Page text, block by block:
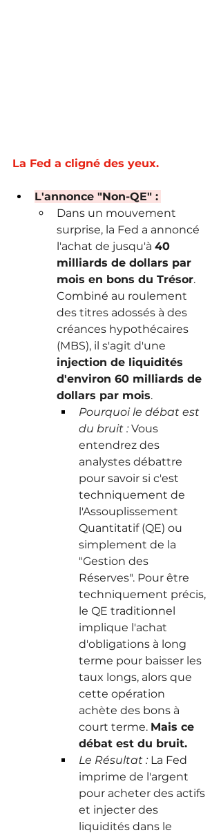
La Fed a cligné des yeux.
L'annonce "Non-QE" :
Dans un mouvement
surprise, la Fed a annoncé
l'achat de jusqu'à 40
milliards de dollars par
mois en bons du Trésor.
Combiné au roulement
des titres adossés à des
créances hypothécaires
(MBS), il s'agit d'une
injection de liquidités
d'environ 60 milliards de
dollars par mois.
Pourquoi le débat est
du bruit : Vous
entendrez des
analystes débattre
pour savoir si c'est
techniquement de
l'Assouplissement
Quantitatif (QE) ou
simplement de la
"Gestion des
Réserves". Pour être
techniquement précis,
le QE traditionnel
implique l'achat
d'obligations à long
terme pour baisser les
taux longs, alors que
cette opération
achète des bons à
court terme. Mais ce
débat est du bruit.
Le Résultat : La Fed
imprime de l'argent
pour acheter des actifs
et injecter des
liquidités dans le